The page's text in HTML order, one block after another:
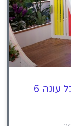
Love Island ארה"ב: דירוג כל עונה 6